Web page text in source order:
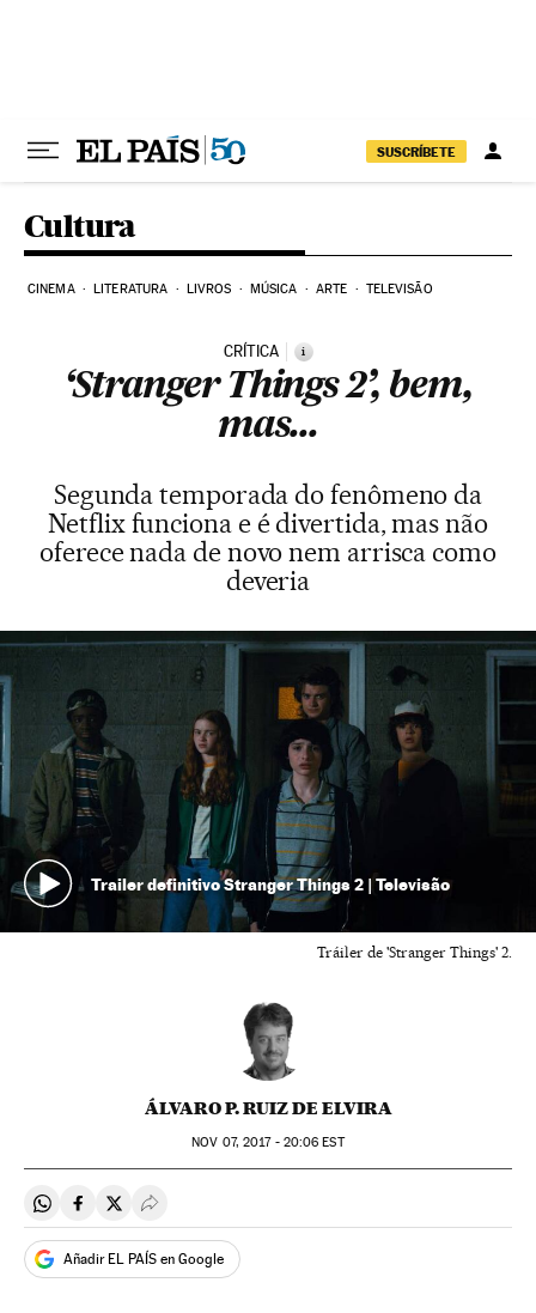
SUSCRÍBETE
Cultura
CINEMA LITERATURA LIVROS MÚSICA ARTE TELEVISÃO
CRÍTICA i
‘Stranger Things 2’, bem,
mas...
Segunda temporada do fenômeno da
Netflix funciona e é divertida, mas não
oferece nada de novo nem arrisca como
deveria
Trailer definitivo Stranger Things 2 | Televisão
Tráiler de 'Stranger Things' 2.
ÁLVARO P. RUIZ DE ELVIRA
NOV 07, 2017 - 20:06 EST
Compartir en Whatsapp
Compartir en Facebook
Compartir en Twitter
Desplegar Redes Sociales
Añadir EL PAÍS en Google